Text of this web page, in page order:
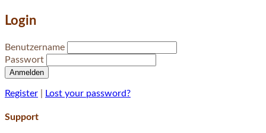
Login
Benutzername
Passwort
Anmelden
Register Lost your password?
Support